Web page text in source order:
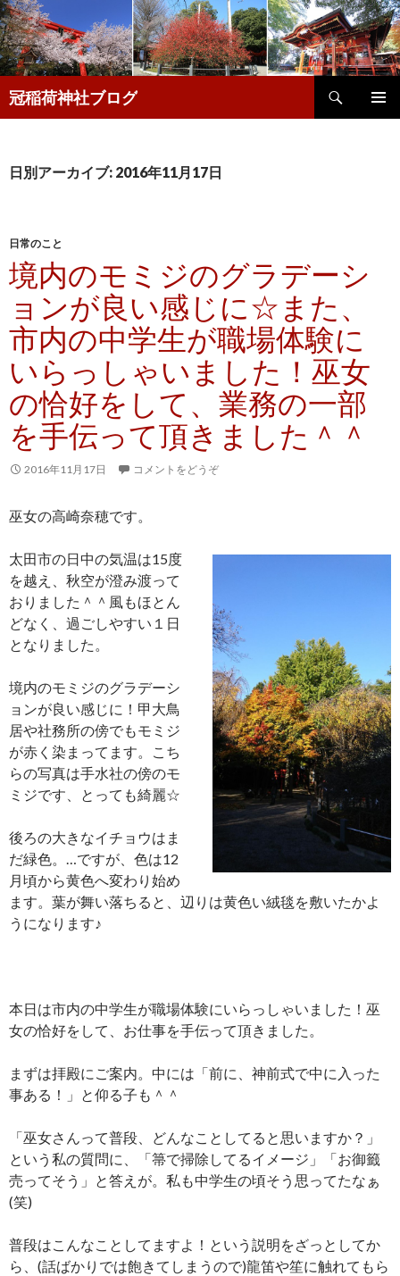
冠稲荷神社ブログ
索
ン
動
日別アーカイブ: 2016年11月17日
日常のこと
境内のモミジのグラデーシ
ョンが良い感じに☆また、
市内の中学生が職場体験に
いらっしゃいました！巫女
の恰好をして、業務の一部
を手伝って頂きました＾＾
2016年11月17日 コメントをどうぞ
巫女の高崎奈穂です。
太田市の日中の気温は15度
を越え、秋空が澄み渡って
おりました＾＾風もほとん
どなく、過ごしやすい１日
となりました。
境内のモミジのグラデーシ
ョンが良い感じに！甲大鳥
居や社務所の傍でもモミジ
が赤く染まってます。こち
らの写真は手水社の傍のモ
ミジです、とっても綺麗☆
後ろの大きなイチョウはま
だ緑色。…ですが、色は12
月頃から黄色へ変わり始め
ます。葉が舞い落ちると、辺りは黄色い絨毯を敷いたかよ
うになります♪
本日は市内の中学生が職場体験にいらっしゃいました！巫
女の恰好をして、お仕事を手伝って頂きました。
まずは拝殿にご案内。中には「前に、神前式で中に入った
事ある！」と仰る子も＾＾
「巫女さんって普段、どんなことしてると思いますか？」
という私の質問に、「箒で掃除してるイメージ」「お御籤
売ってそう」と答えが。私も中学生の頃そう思ってたなぁ
(笑)
普段はこんなことしてますよ！という説明をざっとしてか
ら、(話ばかりでは飽きてしまうので)龍笛や笙に触れてもら